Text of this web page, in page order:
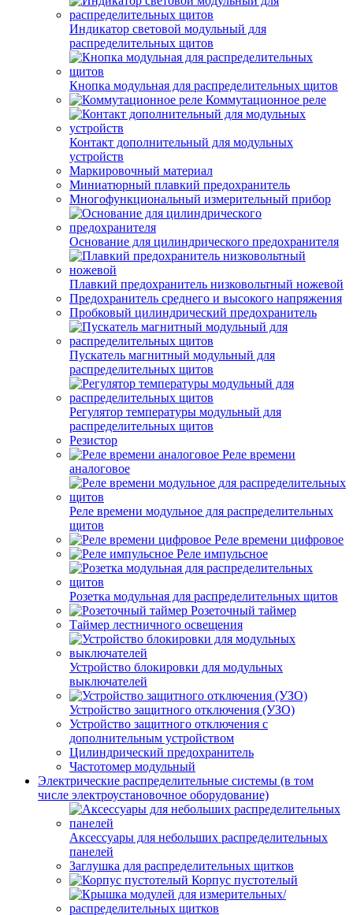
Индикатор световой модульный для
распределительных щитов
Кнопка модульная для распределительных щитов
Коммутационное реле
Контакт дополнительный для модульных
устройств
Маркировочный материал
Миниатюрный плавкий предохранитель
Многофункциональный измерительный прибор
Основание для цилиндрического предохранителя
Плавкий предохранитель низковольтный ножевой
Предохранитель среднего и высокого напряжения
Пробковый цилиндрический предохранитель
Пускатель магнитный модульный для
распределительных щитов
Регулятор температуры модульный для
распределительных щитов
Резистор
Реле времени
аналоговое
Реле времени модульное для распределительных
щитов
Реле времени цифровое
Реле импульсное
Розетка модульная для распределительных щитов
Розеточный таймер
Таймер лестничного освещения
Устройство блокировки для модульных
выключателей
Устройство защитного отключения (УЗО)
Устройство защитного отключения с
дополнительным устройством
Цилиндрический предохранитель
Частотомер модульный
Электрические распределительные системы (в том
числе электроустановочное оборудование)
Аксессуары для небольших распределительных
панелей
Заглушка для распределительных щитков
Корпус пустотелый